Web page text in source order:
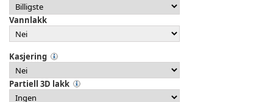
Vannlakk
Kasjering
Partiell 3D lakk